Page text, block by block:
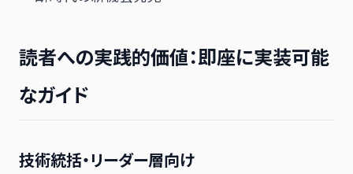
読者への実践的価値：即座に実装可能
なガイド
技術統括・リーダー層向け